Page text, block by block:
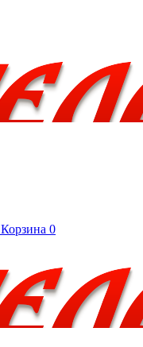
Корзина 0